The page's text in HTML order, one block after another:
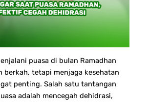
puasa di bulan Ramadhan
berkah, tetapi menjaga kesehatan
penting. Salah satu tantangan
adalah mencegah dehidrasi,